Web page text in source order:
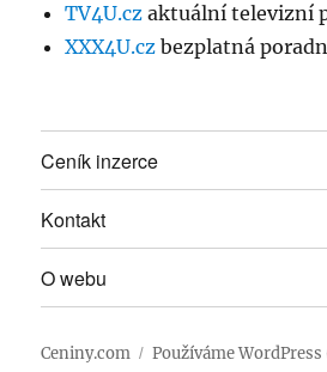
TV4U.cz aktuální televizní
XXX4U.cz bezplatná
Ceník inzerce
Kontakt
O webu
Ceniny.com Používáme